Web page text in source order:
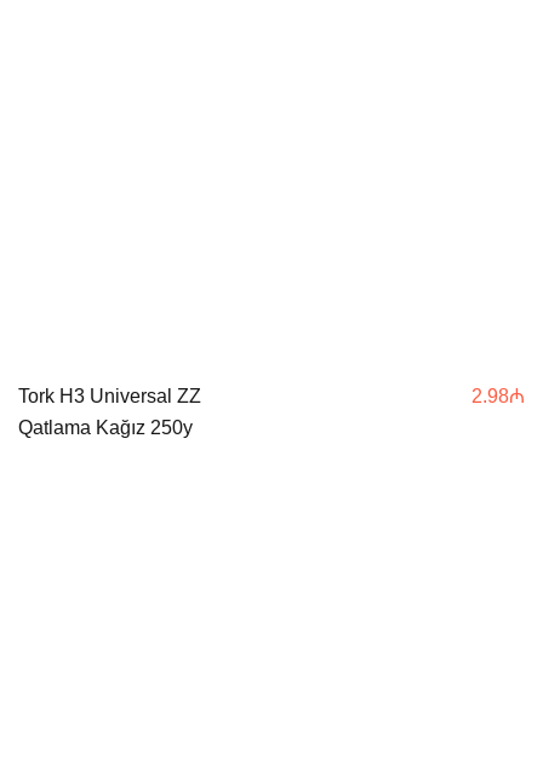
Tork H3 Universal ZZ
Qatlama Kağız 250y
2.98₼